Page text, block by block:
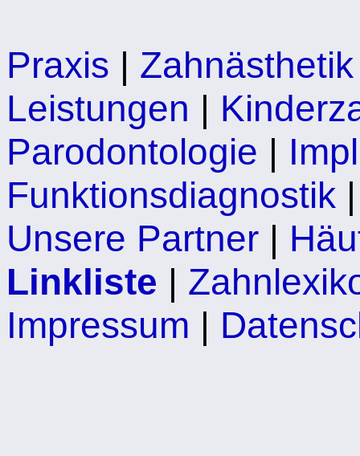
Praxis | Zahnästhetik
Leistungen |
Parodontologie |
Funktionsdiagnostik
Unsere Partner |
Linkliste |
Impressum |